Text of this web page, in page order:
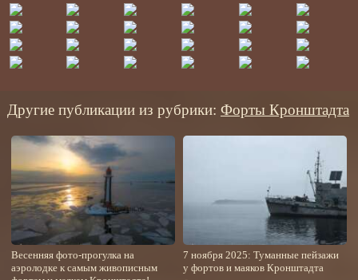
Другие публикации из рубрики: Форты Кронштадта
Весенняя фото-прогулка на
аэролодке к самым живописным
7 ноября 2025: Туманные пейзажи
у фортов и маяков Кронштадта